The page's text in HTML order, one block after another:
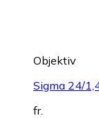
Objektiv
Sigma 24/
fr.